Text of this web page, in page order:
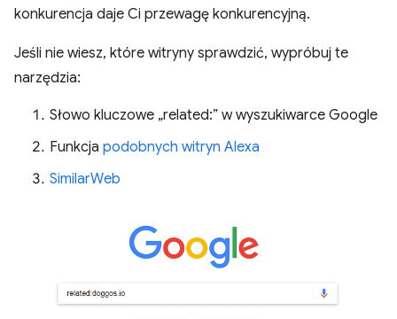
konkurencja daje Ci przewagę konkurencyjną.
Jeśli nie wiesz, które witryny sprawdzić, wypróbuj te
narzędzia:
Słowo kluczowe „related:” w wyszukiwarce Google
Funkcja podobnych witryn Alexa
SimilarWeb